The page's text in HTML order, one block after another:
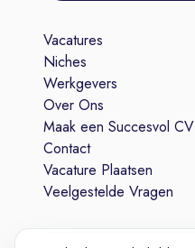
Vacatures
Niches
Werkgevers
Over Ons
Maak een Succesvol CV
Contact
Vacature Plaatsen
Veelgestelde Vragen